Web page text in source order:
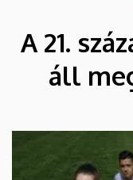
A 21.
áll